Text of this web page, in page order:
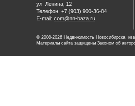
ул. Ленина, 12
Телефон: +7 (903) 900-36-84
E-mail: com@nn-baza.ru
© 2008-2026 Недвижимость Новосибирска,
Материалы сайта защищены Законом об